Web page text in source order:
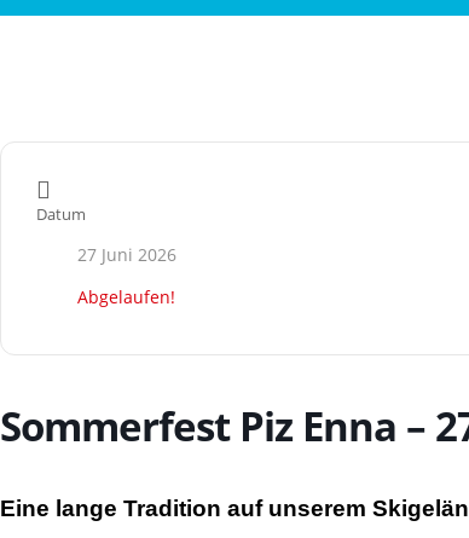
Datum
27 Juni 2026
Abgelaufen!
Sommerfest Piz Enna –
Eine lange Tradition auf unserem